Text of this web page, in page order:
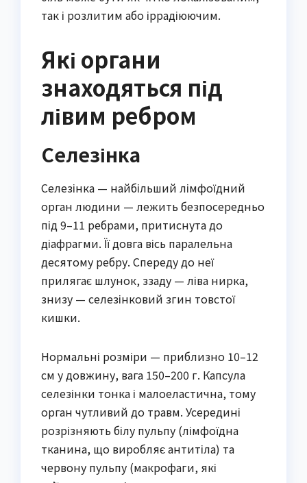
так і розлитим або іррадіюючим.
Які органи
знаходяться під
лівим ребром
Селезінка
Селезінка — найбільший лімфоїдний
орган людини — лежить безпосередньо
під 9–11 ребрами, притиснута до
діафрагми. Її довга вісь паралельна
десятому ребру. Спереду до неї
прилягає шлунок, ззаду — ліва нирка,
знизу — селезінковий згин товстої
кишки.
Нормальні розміри — приблизно 10–12
см у довжину, вага 150–200 г. Капсула
селезінки тонка і малоеластична, тому
орган чутливий до травм. Усередині
розрізняють білу пульпу (лімфоїдна
тканина, що виробляє антитіла) та
червону пульпу (макрофаги, які